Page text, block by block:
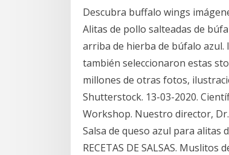
Descubra buffalo wings
Alitas de pollo salteadas de
arriba de hierba de búfalo azul.
también seleccionaron estas
millones de otras fotos,
Shutterstock. 13-03-2020.
Workshop. Nuestro director,
Salsa de queso azul para alitas
RECETAS DE SALSAS. Muslitos